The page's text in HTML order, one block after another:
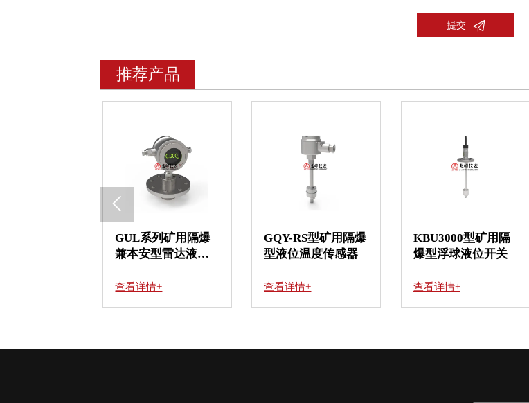
提交 
推荐产品
GUL系列矿用隔爆
兼本安型雷达液位
查看详情+
GQY-RS型矿用隔爆
型液位温度传感器
查看详情+
KBU3000型矿用隔
爆型浮球液位开关
查看详情+
